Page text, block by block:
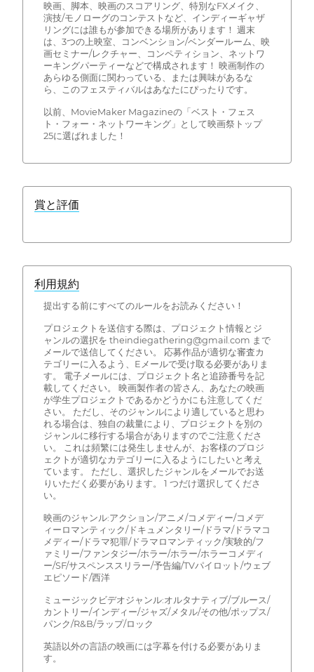
映画、脚本、映画のスコアリング、特別なFXメイク、
演技/モノローグのコンテストなど、インディーギャザ
リングには誰もが参加できる場所があります！ 週末
は、3つの上映室、コンベンション/ベンダールーム、映
画セミナー/レクチャー、コンペティション、ネットワ
ーキングパーティーなどで構成されます！ 映画制作の
あらゆる側面に関わっている、または興味があるな
ら、このフェスティバルはあなたにぴったりです。
以前、MovieMaker Magazineの「ベスト・フェス
ト・フォー・ネットワーキング」として映画祭トップ
25に選ばれました！
賞と評価
利用規約
提出する前にすべてのルールをお読みください！
プロジェクトを送信する際は、プロジェクト情報とジ
ャンルの選択を theindiegathering@gmail.com まで
メールで送信してください。 応募作品が適切な審査カ
テゴリーに入るよう、Eメールで受け取る必要がありま
す。 電子メールには、プロジェクト名と追跡番号を記
載してください。 映画製作者の皆さん、あなたの映画
が学生プロジェクトであるかどうかにも注意してくだ
さい。 ただし、そのジャンルにより適していると思わ
れる場合は、独自の裁量により、プロジェクトを別の
ジャンルに移行する場合がありますのでご注意くださ
い。 これは頻繁には発生しませんが、お客様のプロジ
ェクトが適切なカテゴリーに入るようにしたいと考え
ています。 ただし、選択したジャンルをメールでお送
りいただく必要があります。 1 つだけ選択してくださ
い。
映画のジャンル:アクション/アニメ/コメディー/コメデ
ィーロマンティック/ドキュメンタリー/ドラマ/ドラマコ
メディー/ドラマ犯罪/ドラマロマンティック/実験的/フ
ァミリー/ファンタジー/ホラー/ホラー/ホラーコメディ
ー/SF/サスペンススリラー/予告編/TVパイロット/ウェブ
エピソード/西洋
ミュージックビデオジャンル:オルタナティブ/ブルース/
カントリー/インディー/ジャズ/メタル/その他/ポップス/
パンク/R&B/ラップ/ロック
英語以外の言語の映画には字幕を付ける必要がありま
す。